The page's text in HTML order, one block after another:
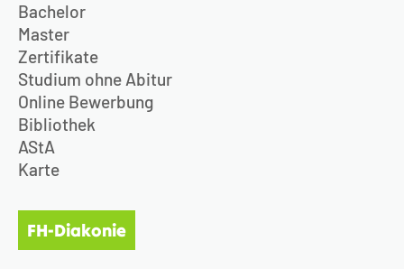
Bachelor
Master
Zertifikate
Studium ohne Abitur
Online Bewerbung
Bibliothek
AStA
Karte
FH-Diakonie